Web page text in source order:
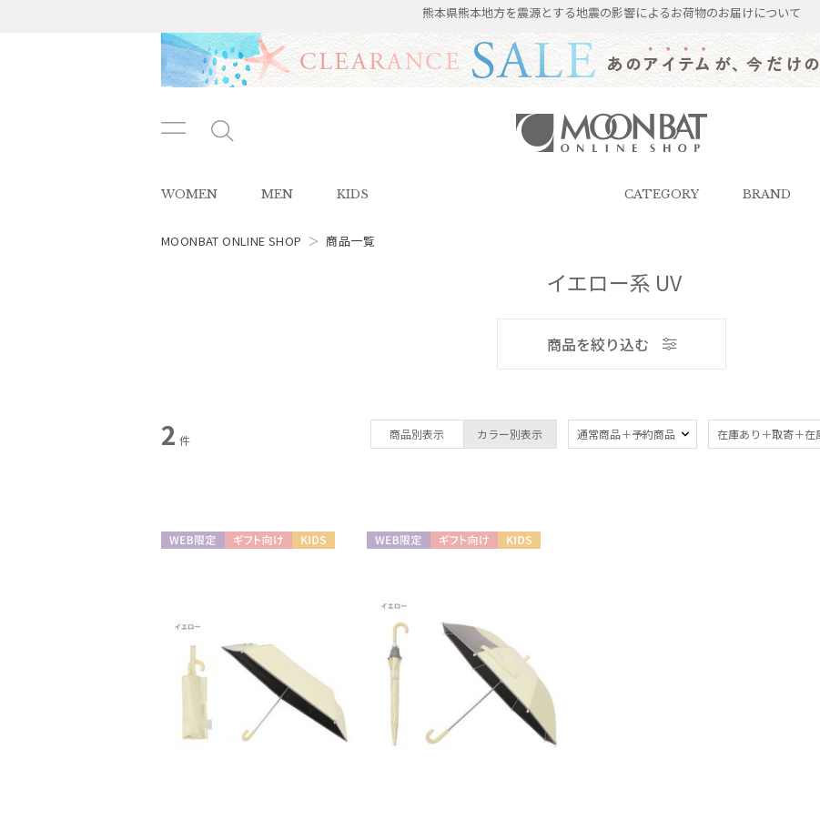
熊本県熊本地方を震源とする地震の影響によるお荷物のお届けについて
ン
ュ
ー
タ
SHOP（ムーンバットオンラインシ
WOMEN MEN KIDS CATEGORY BRAND
MOONBAT ONLINE SHOP ＞ 商品一覧
イエロー系 UV
商品を絞り込む
2 件 商品別表示 カラー別表示 通常商品＋予約商品 在庫あり＋取寄＋在